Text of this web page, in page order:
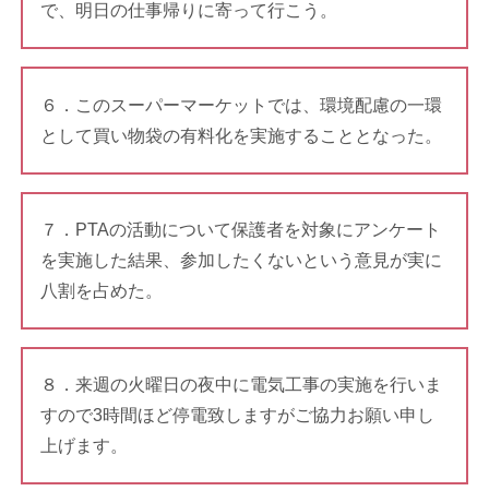
で、明日の仕事帰りに寄って行こう。
６．このスーパーマーケットでは、環境配慮の一環
として買い物袋の有料化を実施することとなった。
７．PTAの活動について保護者を対象にアンケート
を実施した結果、参加したくないという意見が実に
八割を占めた。
８．来週の火曜日の夜中に電気工事の実施を行いま
すので3時間ほど停電致しますがご協力お願い申し
上げます。